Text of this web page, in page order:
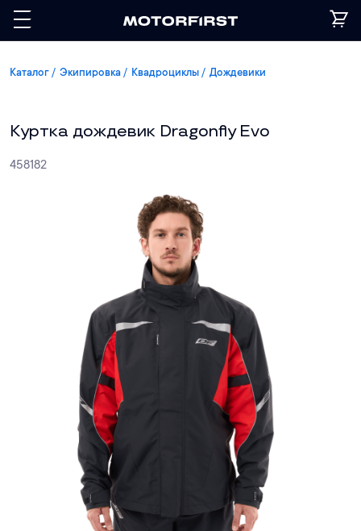
Каталог Экипировка Квадроциклы Дождевики
Куртка дождевик Dragonfly Evo
458182